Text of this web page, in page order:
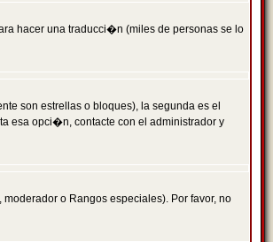
hacer una traducci�n (miles de personas se lo
son estrellas o bloques), la segunda es el
esa opci�n, contacte con el administrador y
o Rangos especiales). Por favor, no